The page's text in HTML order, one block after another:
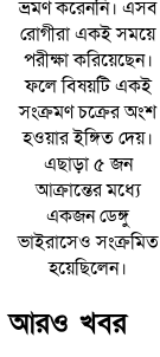
ভ্রমণ করেননি। এসব
রোগীরা একই সময়ে
পরীক্ষা করিয়েছেন।
ফলে বিষয়টি একই
সংক্রমণ চক্রের অংশ
হওয়ার ইঙ্গিত দেয়।
এছাড়া ৫ জন
আক্রান্তের মধ্যে
একজন ডেঙ্গু
ভাইরাসেও সংক্রমিত
হয়েছিলেন।
আরও খবর